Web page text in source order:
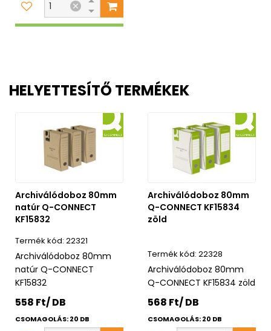
HELYETTESÍTŐ TERMÉKEK
Archiválódoboz 80mm
natúr Q-CONNECT
KF15832
22321
Archiválódoboz 80mm
natúr Q-CONNECT
KF15832
558 Ft/ DB
CSOMAGOLÁS: 20 DB
Archiválódoboz 80mm
Q-CONNECT KF15834
zöld
22328
Archiválódoboz 80mm
Q-CONNECT KF15834 zöld
568 Ft/ DB
CSOMAGOLÁS: 20 DB